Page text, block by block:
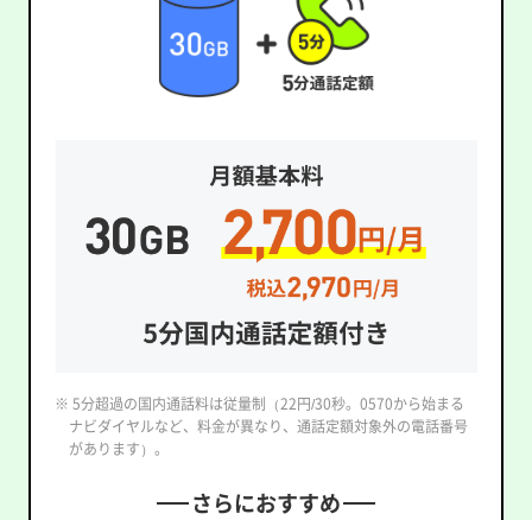
※ 5分超過の国内通話料は従量制（22円/30秒。0570から始まる
ナビダイヤルなど、料金が異なり、通話定額対象外の電話番号
があります）。
さらにおすすめ